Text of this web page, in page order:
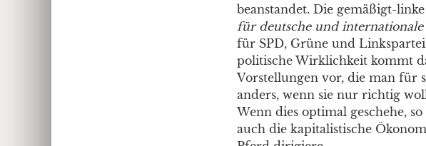
beanstandet. Die gemäßigt-
für deutsche und
für SPD, Grüne und Linkspartei
politische Wirklichkeit kommt
Vorstellungen vor, die man für
anders, wenn sie nur richtig
Wenn dies optimal geschehe,
auch die kapitalistische